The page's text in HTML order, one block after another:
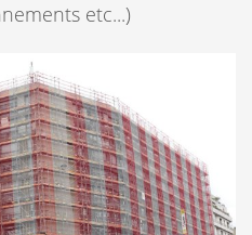
etc...)